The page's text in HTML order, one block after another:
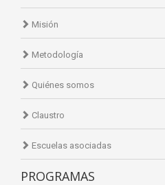
Misión
Metodología
Quiénes somos
Claustro
Escuelas asociadas
PROGRAMAS